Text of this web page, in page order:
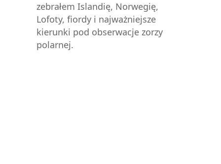
zebrałem Islandię, Norwegię,
Lofoty, fiordy i najważniejsze
kierunki pod obserwacje zorzy
polarnej.